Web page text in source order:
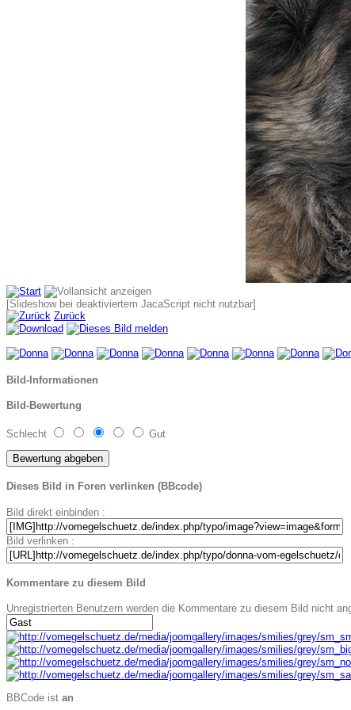
[Slideshow bei deaktiviertem JacaScript nicht nutzbar]
Zurück
Bild-Informationen
Bild-Bewertung
Schlecht Gut
Dieses Bild in Foren verlinken (BBcode)
Bild direkt einbinden :
Bild verlinken :
Kommentare zu diesem Bild
Unregistrierten Benutzern werden die Kommentare zu diesem Bild nicht
BBCode ist an